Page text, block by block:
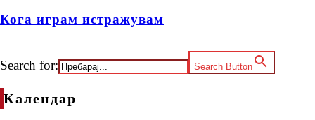
Кога играм истражувам
Search for: Search Button
Календар